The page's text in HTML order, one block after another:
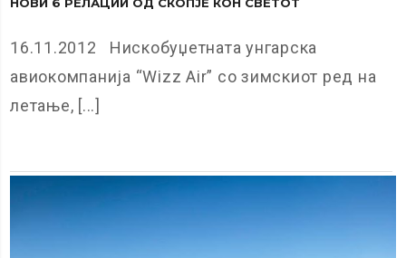
16.11.2012 Нискобуџетната унгарска
авиокомпанија “Wizz Air” со зимскиот ред на
летање, [...]